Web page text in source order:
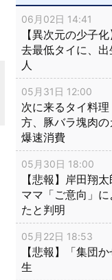
06月02日 14:41
【異次元の少子
去最低タイに、
人
05月31日 12:00
次に来るタイ料
方、豚バラ塊肉
爆速消費
05月30日 18:00
【悲報】岸田翔
ママ「ご意向」
たと判明
05月22日 18:53
【悲報】「集団
生